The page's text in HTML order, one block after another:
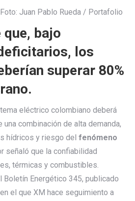
Foto: Juan Pablo Rueda / Portafolio
bajo
los
superar 80%
eléctrico colombiano deberá
combinación de alta demanda,
hídricos y riesgo del fenómeno
señaló que la confiabilidad
térmicas y combustibles.
Boletín Energético 345, publicado
el que XM hace seguimiento a